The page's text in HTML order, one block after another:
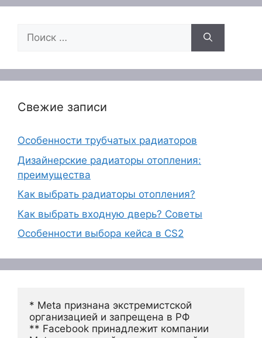
Поиск:
Свежие записи
Особенности трубчатых радиаторов
Дизайнерские радиаторы отопления:
преимущества
Как выбрать радиаторы отопления?
Как выбрать входную дверь? Советы
Особенности выбора кейса в CS2
* Meta признана экстремистской
организацией и запрещена в РФ
** Facebook принадлежит компании